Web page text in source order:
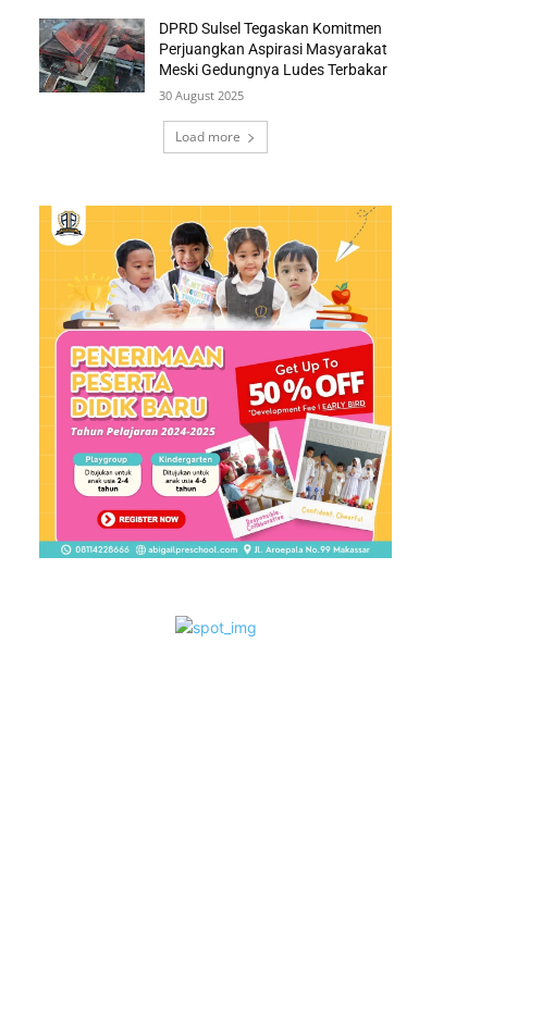
DPRD Sulsel Tegaskan Komitmen
Perjuangkan Aspirasi Masyarakat
Meski Gedungnya Ludes Terbakar
30 August 2025
Load more